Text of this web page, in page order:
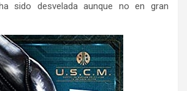
sido desvelada aunque no en gran